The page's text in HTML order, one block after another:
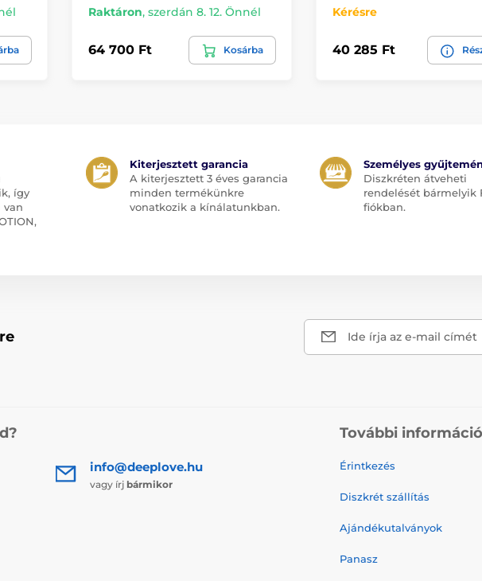
Raktáron, szerdán 8. 12. Önnél
64 700 Ft Kosárba
Kérésre
40 285 Ft
így
van
Kiterjesztett garancia
A kiterjesztett 3 éves garancia
minden termékünkre
vonatkozik a kínálatunkban.
Személyes
Diszkréten átveheti
rendelését bármelyik
fiókban.
Ide írja az e-mail címét
info@deeplove.hu
vagy írj bármikor
További
Érintkezés
Diszkrét szállítás
Ajándékutalványok
Panasz